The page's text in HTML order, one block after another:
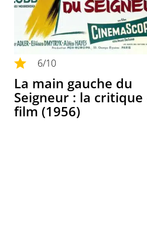
6/10
La main gauche du
Seigneur : la critique
film (1956)